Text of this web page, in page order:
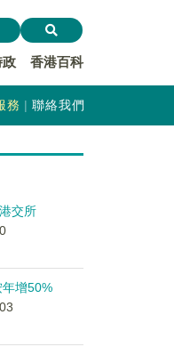
政 香港百科
務 聯絡我們
交所
增50%